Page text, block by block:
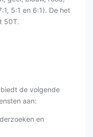
5:1 en 6:1). De het
50T.
de volgende
aan:
en